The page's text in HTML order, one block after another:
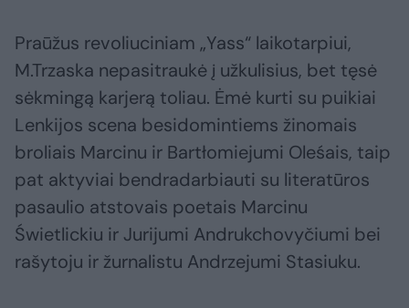
Praūžus revoliuciniam „Yass“ laikotarpiui,
M.Trzaska nepasitraukė į užkulisius, bet tęsė
sėkmingą karjerą toliau. Ėmė kurti su puikiai
Lenkijos scena besidomintiems žinomais
broliais Marcinu ir Bartłomiejumi Oleśais, taip
pat aktyviai bendradarbiauti su literatūros
pasaulio atstovais poetais Marcinu
Świetlickiu ir Jurijumi Andrukchovyčiumi bei
rašytoju ir žurnalistu Andrzejumi Stasiuku.